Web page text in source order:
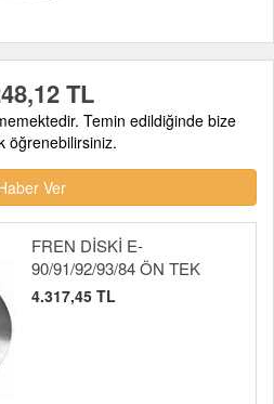
TL
Temin edildiğinde bize
öğrenebilirsiniz.
Ver
FREN DİSKİ E-
90/91/92/93/84 ÖN TEK
4.317,45 TL